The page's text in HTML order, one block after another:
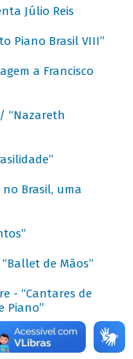
Júlio Reis
Piano Brasil VIII”
a Francisco
“Nazareth
Brasil, uma
de Mãos”
- “Cantares de
Piano”